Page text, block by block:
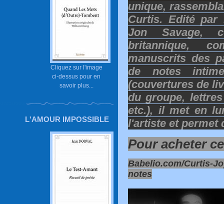
Cliquez sur l'image
ci-dessus pour en
savoir plus...
L'AMOUR IMPOSSIBLE
unique,
Curtis. Edité par
Jon Savage,
britannique,
manuscrits des
de notes
(couvertures de
du groupe,
etc.), il met en
l'artiste et permet
Pour acheter
Babelio.com/Curtis-
notes